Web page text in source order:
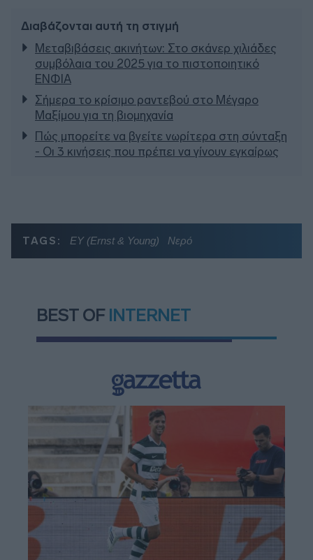
Διαβάζονται αυτή τη στιγμή
Μεταβιβάσεις ακινήτων: Στο σκάνερ χιλιάδες
συμβόλαια του 2025 για το πιστοποιητικό
ΕΝΦΙΑ
Σήμερα το κρίσιμο ραντεβού στο Μέγαρο
Μαξίμου για τη βιομηχανία
Πώς μπορείτε να βγείτε νωρίτερα στη σύνταξη
- Οι 3 κινήσεις που πρέπει να γίνουν εγκαίρως
TAGS: EY (Ernst & Young) Νερό
BEST OF INTERNET